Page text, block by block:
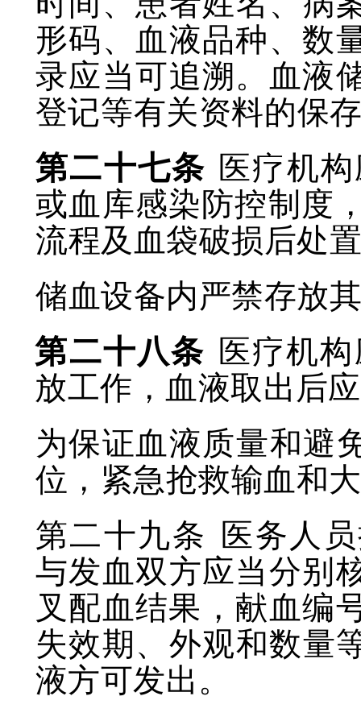
形码、血液品种、数
录应当可追溯。血液
登记等有关资料的保
第二十七条 医疗机
或血库感染防控制度
流程及血袋破损后处
储血设备内严禁存放
第二十八条 医疗机
放工作，血液取出后
为保证血液质量和避
位，紧急抢救输血和
第二十九条 医务人
与发血双方应当分别
叉配血结果，献血编
失效期、外观和数量
液方可发出。